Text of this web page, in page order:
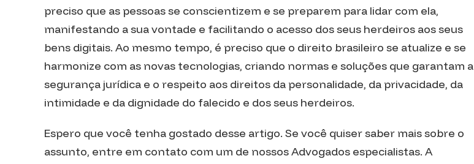
preciso que as pessoas se conscientizem e se preparem para lidar com ela,
manifestando a sua vontade e facilitando o acesso dos seus herdeiros aos seus
bens digitais. Ao mesmo tempo, é preciso que o direito brasileiro se atualize e se
harmonize com as novas tecnologias, criando normas e soluções que garantam a
segurança jurídica e o respeito aos direitos da personalidade, da privacidade, da
intimidade e da dignidade do falecido e dos seus herdeiros.
Espero que você tenha gostado desse artigo. Se você quiser saber mais sobre o
assunto, entre em contato com um de nossos Advogados especialistas. A